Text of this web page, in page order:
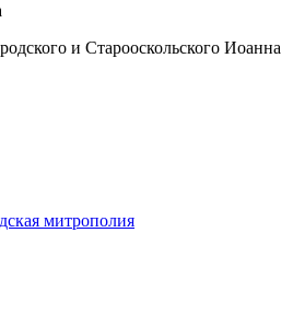
и Старооскольского Иоанна